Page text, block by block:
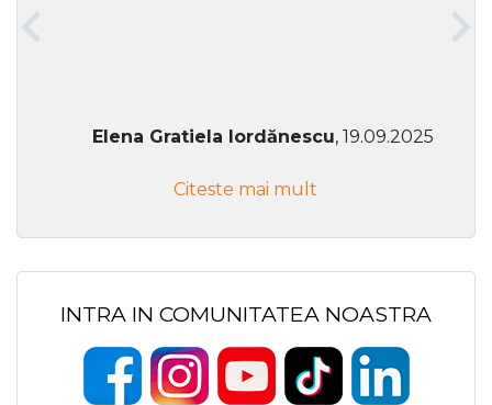
Elena Gratiela Iordănescu, 19.09.2025
Citeste mai mult
INTRA IN COMUNITATEA NOASTRA